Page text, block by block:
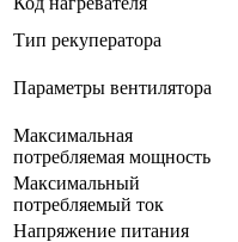
Тип рекуператора
Параметры вентилятора
Максимальная
потребляемая мощность
Максимальный
потребляемый ток
Напряжение питания